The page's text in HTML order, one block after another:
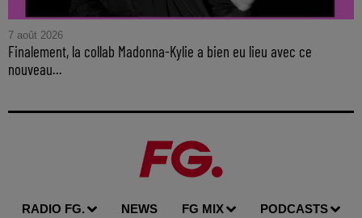
7 août 2026
Finalement, la collab Madonna-Kylie a bien eu lieu avec ce
nouveau...
RADIO FG. NEWS FG MIX PODCASTS